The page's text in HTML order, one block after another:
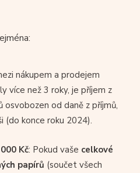
nákupem a prodejem
více než 3 roky, je příjem z
osvobozen od daně z příjmů,
(do konce roku 2024).
Kč: Pokud vaše celkové
papírů (součet všech